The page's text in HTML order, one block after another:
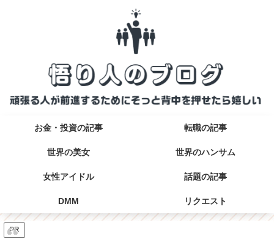
お金・投資の記事 転職の記事
世界の美女 世界のハンサム
女性アイドル 話題の記事
DMM リクエスト
PR